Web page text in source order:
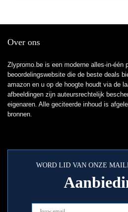
Over ons
Zlypromo.be is een moderne alles-in-één
beoordelingswebsite die de beste deals
amazon en u op de hoogte houdt via de
afbeeldingen zijn auteursrechtelijk
eigenaren. Alle geciteerde inhoud is
bronnen.
WORD LID VAN ONZE